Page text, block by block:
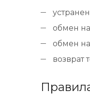
обмен
обмен
возврат